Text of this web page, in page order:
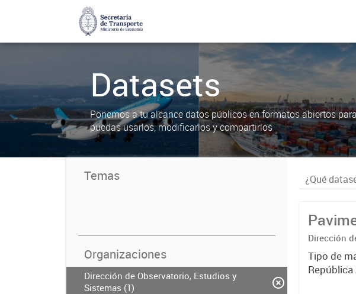
Datasets
Ponemos a tu alcance datos públicos en formatos abiertos
puedas usarlos, modificarlos y compartirlos
Temas
Organizaciones
Dirección de Observatorio, Estudios y
Sistemas (1)
Dirección
Tipo de